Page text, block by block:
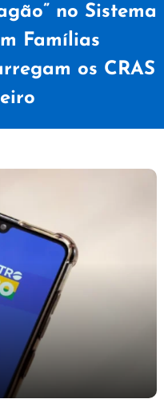
no Sistema
Famílias
os CRAS